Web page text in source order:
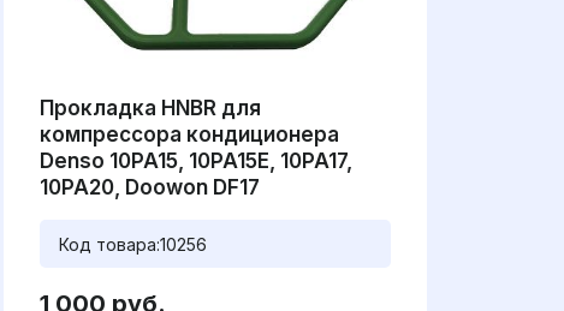
Прокладка HNBR для
компрессора кондиционера
Denso 10PA15, 10PA15E, 10PA17,
10PA20, Doowon DF17
Код товара:10256
1 000 руб.